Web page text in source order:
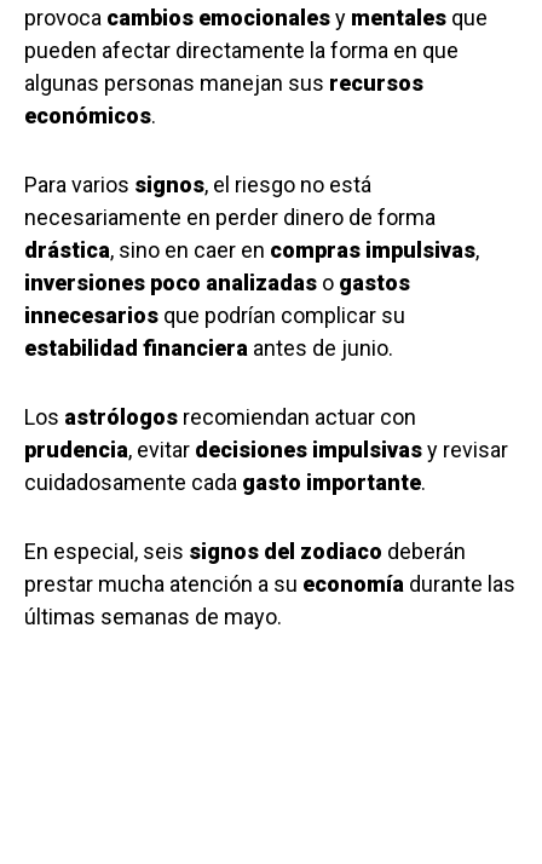
provoca cambios emocionalesy mentales que
pueden afectar directamente la forma en que
algunas personas manejan sus recursos
económicos.
Para varios signos, el riesgo no está
necesariamente en perder dinero de forma
drástica, sino en caer en compras impulsivas,
inversiones poco analizadas o gastos
innecesarios que podrían complicar su
estabilidad financiera antes de junio.
Los astrólogos recomiendan actuar con
prudencia, evitar decisiones impulsivasy revisar
cuidadosamente cada gasto importante.
En especial, seis signos del zodiaco deberán
prestar mucha atención a su economía durante las
últimas semanas de mayo.